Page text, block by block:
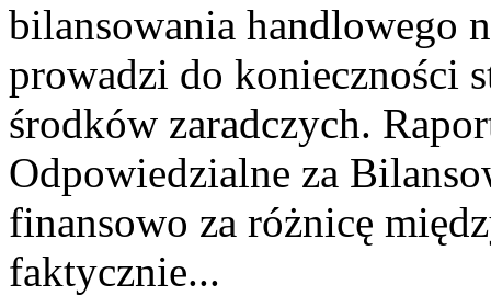
bilansowania handlowego
prowadzi do konieczności
środków zaradczych.
Odpowiedzialne za
finansowo za różnicę
faktycznie...